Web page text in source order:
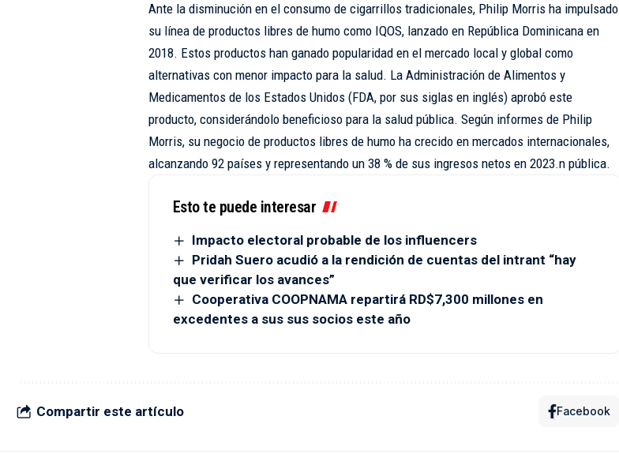
Ante la disminución en el consumo de cigarrillos tradicionales, Philip Morris ha impulsado
su línea de productos libres de humo como IQOS, lanzado en República Dominicana en
2018. Estos productos han ganado popularidad en el mercado local y global como
alternativas con menor impacto para la salud. La Administración de Alimentos y
Medicamentos de los Estados Unidos (FDA, por sus siglas en inglés) aprobó este
producto, considerándolo beneficioso para la salud pública. Según informes de Philip
Morris, su negocio de productos libres de humo ha crecido en mercados internacionales,
alcanzando 92 países y representando un 38 % de sus ingresos netos en 2023.n pública.
Esto te puede interesar
Impacto electoral probable de los influencers
Pridah Suero acudió a la rendición de cuentas del intrant “hay
que verificar los avances”
Cooperativa COOPNAMA repartirá RD$7,300 millones en
excedentes a sus sus socios este año
Compartir este artículo Facebook